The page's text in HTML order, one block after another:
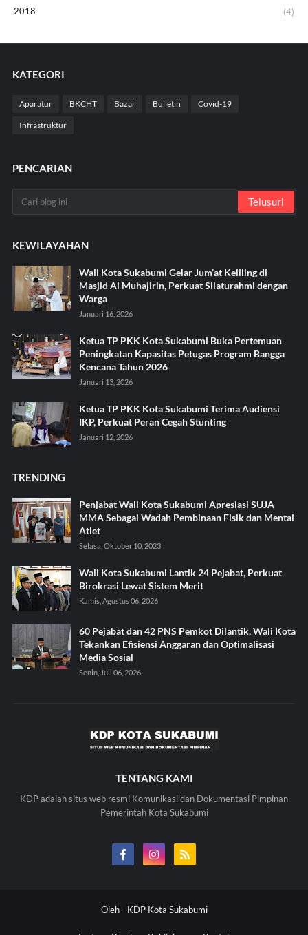
2018
(4)
KATEGORI
Aparatur BKCHT Bazar Bulletin Covid-19
Infrastruktur
PENCARIAN
KEWILAYAHAN
Wali Kota Sukabumi Gelar Jum’at Keliling di
Masjid Al Muhajirin, Perkuat Silaturahmi dengan
Warga
Januari 16, 2026
Ketua TP PKK Kota Sukabumi Buka Pertemuan
Peningkatan Kapasitas Petugas Program Bangga
Kencana Tahun 2026
Januari 13, 2026
Ketua TP PKK Kota Sukabumi Terima Audiensi
IKP, Perkuat Peran Cegah Stunting
Januari 12, 2026
TRENDING
Penjabat Wali Kota Sukabumi Apresiasi SUJA
MMA Sebagai Wadah Pembinaan Fisik dan Mental
Atlet
Selasa, Oktober 10, 2023
Wali Kota Sukabumi Lantik 24 Pejabat, Perkuat
Birokrasi Lewat Sistem Merit
Kamis, Agustus 06, 2026
60 Pejabat dan 42 PNS Pemkot Dilantik, Wali Kota
Tekankan Efisiensi Anggaran dan Optimalisasi
Media Sosial
Senin, Juli 06, 2026
TENTANG KAMI
KDP adalah situs web resmi Komunikasi dan Dokumentasi Pimpinan
Pemerintah Kota Sukabumi
Oleh - KDP Kota Sukabumi